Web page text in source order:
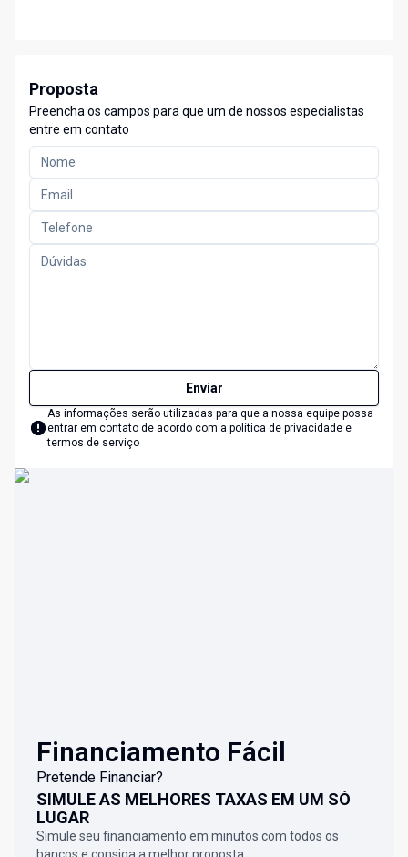
Proposta
Preencha os campos para que um de nossos especialistas
entre em contato
Enviar
As informações serão utilizadas para que a nossa equipe possa
entrar em contato de acordo com a política de privacidade e
termos de serviço
Financiamento Fácil
Pretende Financiar?
SIMULE AS MELHORES TAXAS EM UM SÓ
LUGAR
Simule seu financiamento em minutos com todos os